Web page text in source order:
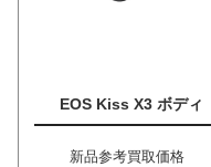
EOS Kiss X3 ボディ
新品参考買取価格